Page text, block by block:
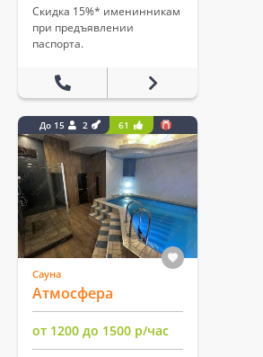
Скидка 15%* именинникам
при предъявлении
паспорта.
До 15 2 61
Сауна
Атмосфера
от 1200 до 1500 р/час